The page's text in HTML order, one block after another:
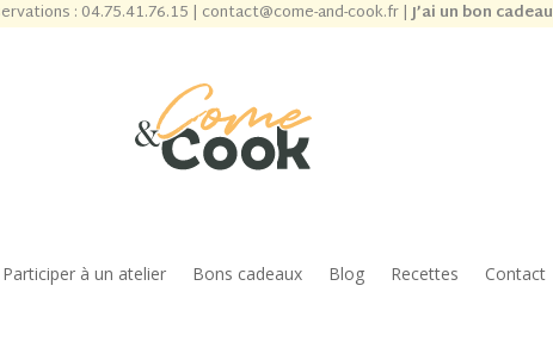
: 04.75.41.76.15 | contact@come-and-cook.fr|J’ai un bon cadeau
Participer à un atelier Bons cadeaux Blog Recettes Contact